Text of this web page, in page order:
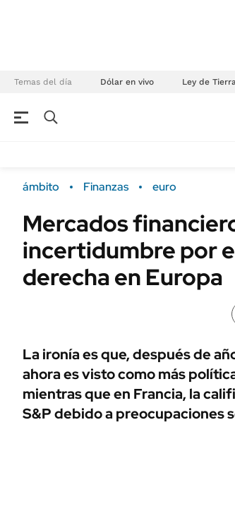
Temas del día Dólar en vivo Ley de
Campo
FINANZAS
Dólar
POLÍTICA
ámbito Finanzas euro
Mercados
incertidumbre por
derecha en Europa
La ironía es que, después de
ahora es visto como más
mientras que en Francia, la
S&P debido a preocupaciones